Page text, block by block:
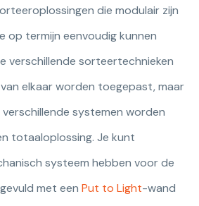
die modulair zijn
op termijn eenvoudig kunnen
verschillende sorteertechnieken
elkaar worden toegepast, maar
systemen worden
totaaloplossing. Je kunt
systeem hebben voor de
met een Put to Light-wand